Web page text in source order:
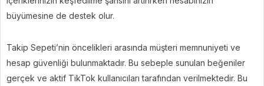
büyümesine de destek olur.
Takip Sepeti’nin öncelikleri arasında müşteri memnuniyeti ve
hesap güvenliği bulunmaktadır. Bu sebeple sunulan beğeniler
gerçek ve aktif TikTok kullanıcıları tarafından verilmektedir. Bu